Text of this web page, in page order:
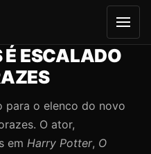
A
b
r
u
É ESCALADO
para o elenco do novo
O ator,
em Harry Potter, O